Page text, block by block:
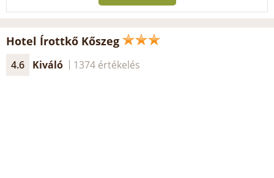
Hotel Írottkő Kőszeg
4.6 Kiváló 1374 értékelés